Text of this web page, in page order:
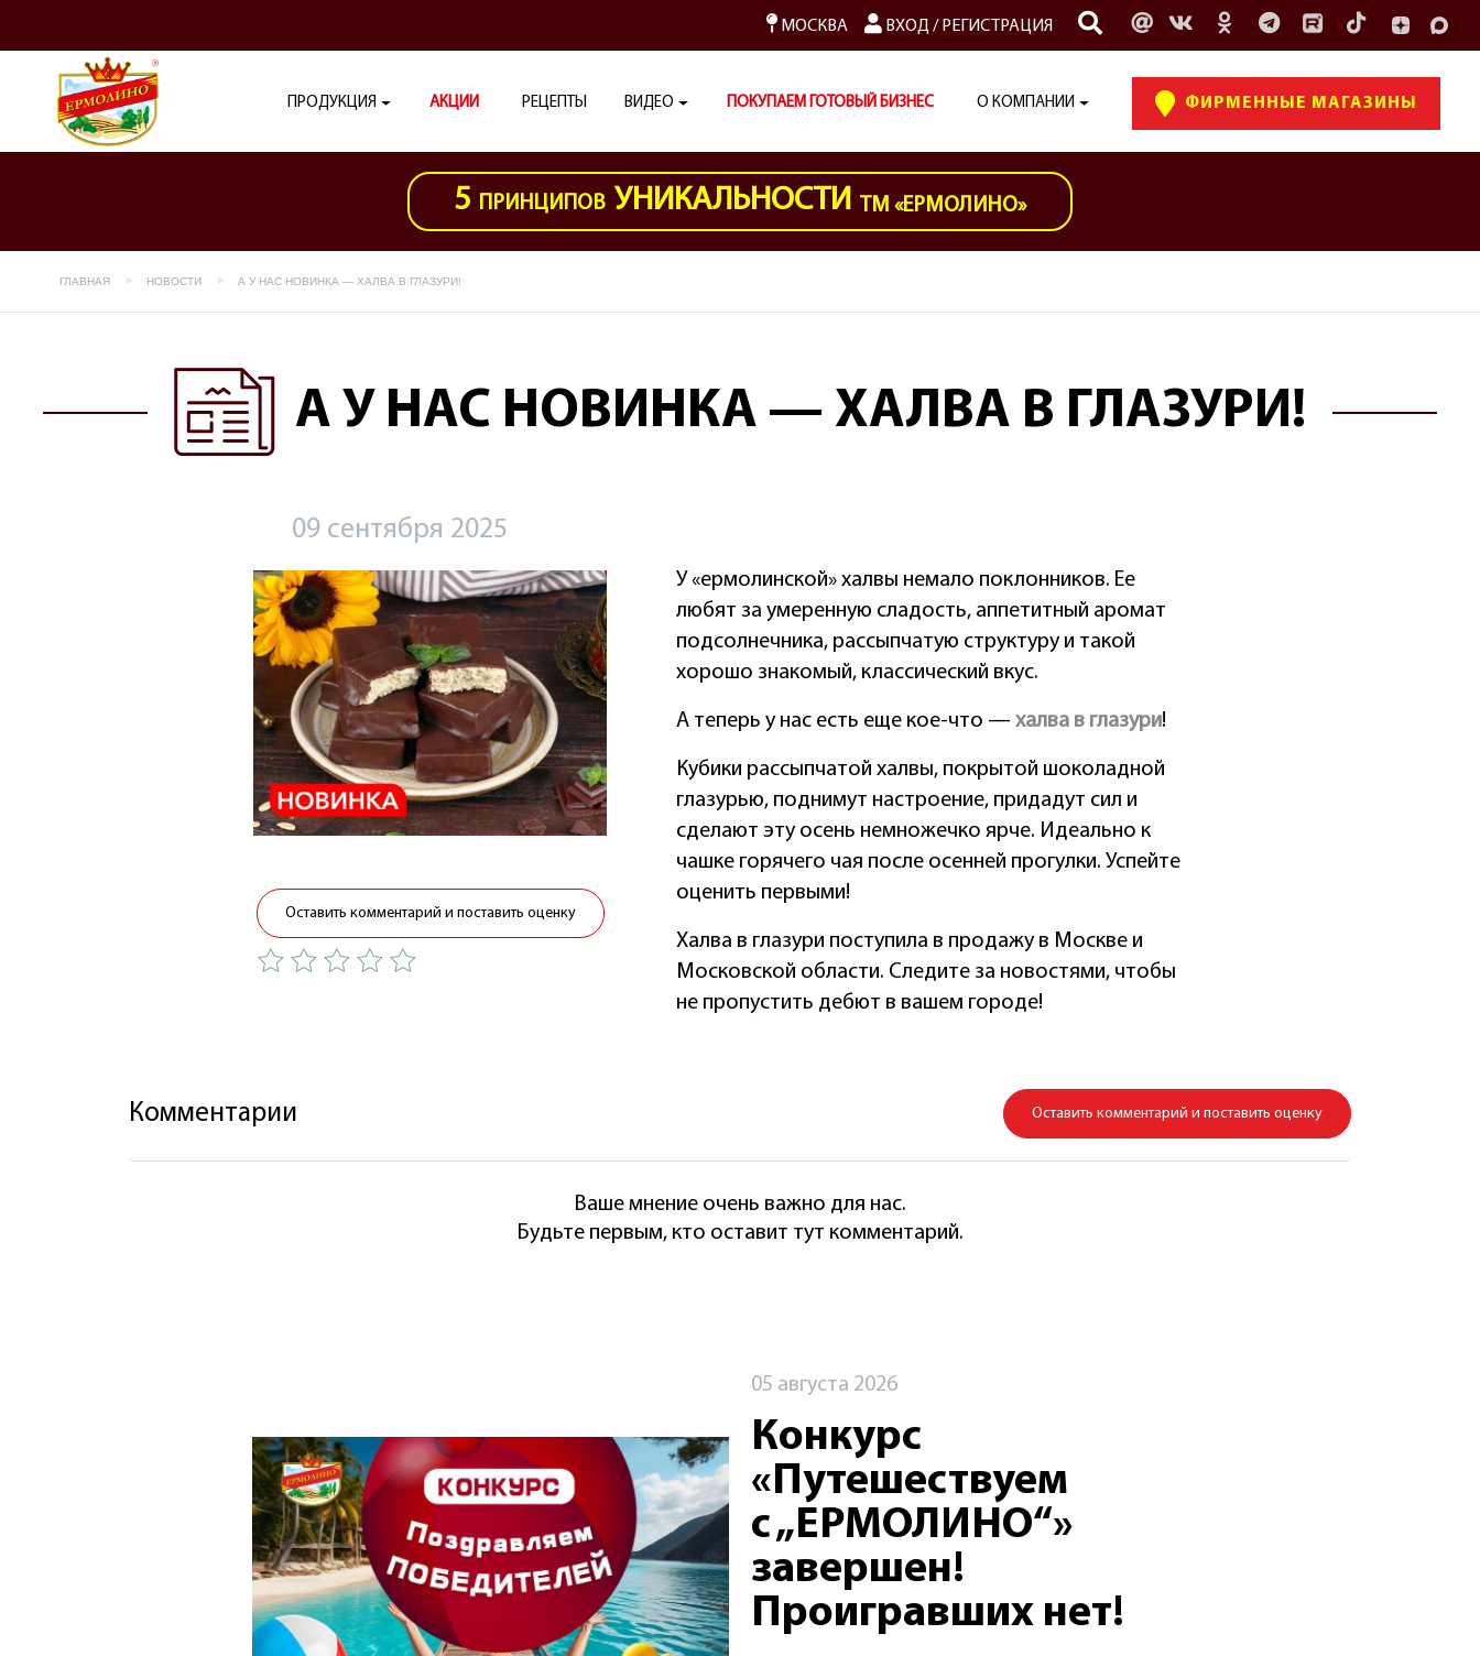
МОСКВА ВХОД/ РЕГИСТРАЦИЯ
ПРОДУКЦИЯ АКЦИИ РЕЦЕПТЫ ВИДЕО ПОКУПАЕМ ГОТОВЫЙ БИЗНЕС О КОМПАНИИ ФИРМЕННЫЕ МАГАЗИНЫ
5 ПРИНЦИПОВ УНИКАЛЬНОСТИ ТМ «ЕРМОЛИНО»
ГЛАВНАЯ НОВОСТИ А У НАС НОВИНКА — ХАЛВА В ГЛАЗУРИ!
А У НАС НОВИНКА — ХАЛВА В ГЛАЗУРИ!
09 сентября 2025
Оставить комментарий и поставить оценку
У «ермолинской» халвы немало поклонников. Ее
любят за умеренную сладость, аппетитный аромат
подсолнечника, рассыпчатую структуру и такой
хорошо знакомый, классический вкус.
А теперь у нас есть еще кое-что —халва в глазури!
Кубики рассыпчатой халвы, покрытой шоколадной
глазурью, поднимут настроение, придадут сил и
сделают эту осень немножечко ярче. Идеально к
чашке горячего чая после осенней прогулки. Успейте
оценить первыми!
Халва в глазури поступила в продажу в Москве и
Московской области. Следите за новостями, чтобы
не пропустить дебют в вашем городе!
Комментарии Оставить комментарий и поставить оценку
Ваше мнение очень важно для нас.
Будьте первым, кто оставит тут комментарий.
05 августа 2026
Конкурс
«Путешествуем
с „ЕРМОЛИНО“»
завершен!
Проигравших нет!